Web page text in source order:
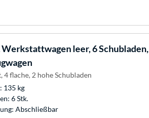
Werkstattwagen leer, 6 Schubladen,
4 flache, 2 hohe Schubladen
135 kg
6 Stk.
Abschließbar